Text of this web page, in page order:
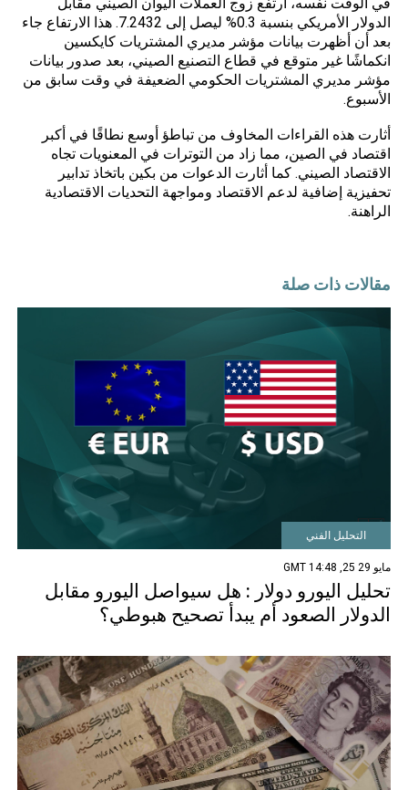
الدولار الأمريكي بنسبة 0.3% ليصل إلى 7.2432. هذا الارتفاع جاء
بعد أن أظهرت بيانات مؤشر مديري المشتريات كايكسين
انكماشًا غير متوقع في قطاع التصنيع الصيني، بعد صدور بيانات
مؤشر مديري المشتريات الحكومي الضعيفة في وقت سابق من
الأسبوع.
أثارت هذه القراءات المخاوف من تباطؤ أوسع نطاقًا في أكبر
اقتصاد في الصين، مما زاد من التوترات في المعنويات تجاه
الاقتصاد الصيني. كما أثارت الدعوات من بكين باتخاذ تدابير
تحفيزية إضافية لدعم الاقتصاد ومواجهة التحديات الاقتصادية
الراهنة.
مقالات ذات صلة
التحليل الفني
مايو 29 25, 14:48 GMT
تحليل اليورو دولار : هل سيواصل اليورو مقابل
الدولار الصعود أم يبدأ تصحيح هبوطي؟